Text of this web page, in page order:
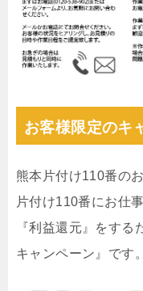
お客様限定のキ
熊本片付け110番の
片付け110番にお仕
『利益還元』をす
キャンペーン』です。